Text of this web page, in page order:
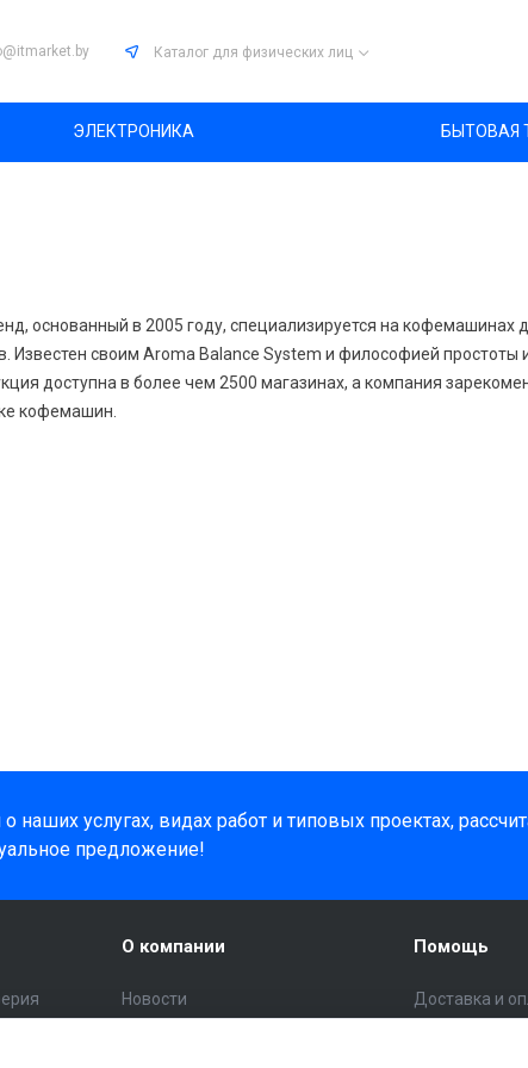
Каталог для физических лиц
ЭЛЕКТРОНИКА БЫТОВАЯ
основанный в 2005 году, специализируется на кофемашинах
Известен своим Aroma Balance System и философией простоты
доступна в более чем 2500 магазинах, а компания
кофемашин.
наших услугах, видах работ и типовых проектах,
предложение!
О компании
Новости
Помощь
Доставка и